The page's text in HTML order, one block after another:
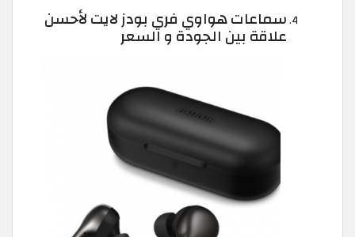
سماعات هواوي فري بودز لايت لأحسن
علاقة بين الجودة و السعر